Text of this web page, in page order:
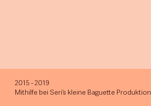
2015 - 2019
Mithilfe bei Seri’s kleine Baguette Produktion